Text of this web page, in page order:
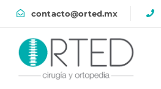
contacto@orted.mx